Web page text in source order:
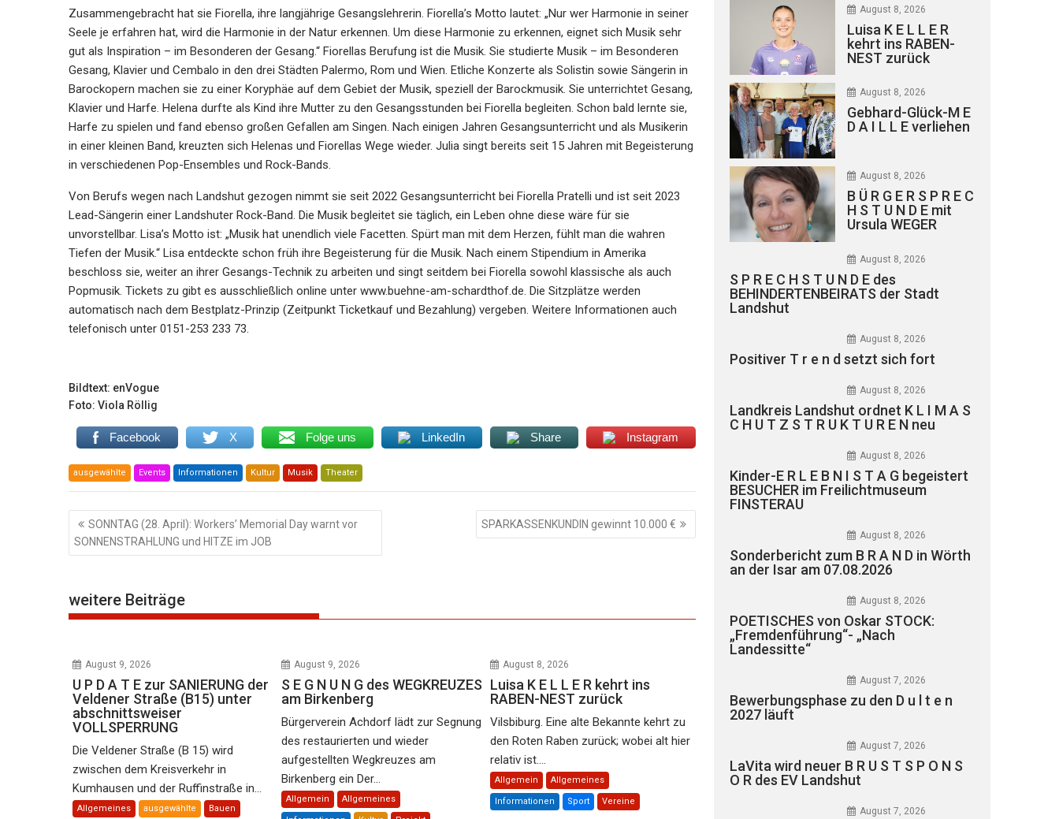
Zusammengebracht hat sie Fiorella, ihre langjährige Gesangslehrerin. Fiorella’s Motto lautet: „Nur wer Harmonie in seiner
Seele je erfahren hat, wird die Harmonie in der Natur erkennen. Um diese Harmonie zu erkennen, eignet sich Musik sehr
gut als Inspiration – im Besonderen der Gesang.“ Fiorellas Berufung ist die Musik. Sie studierte Musik – im Besonderen
Gesang, Klavier und Cembalo in den drei Städten Palermo, Rom und Wien. Etliche Konzerte als Solistin sowie Sängerin in
Barockopern machen sie zu einer Koryphäe auf dem Gebiet der Musik, speziell der Barockmusik. Sie unterrichtet Gesang,
Klavier und Harfe. Helena durfte als Kind ihre Mutter zu den Gesangsstunden bei Fiorella begleiten. Schon bald lernte sie,
Harfe zu spielen und fand ebenso großen Gefallen am Singen. Nach einigen Jahren Gesangsunterricht und als Musikerin
in einer kleinen Band, kreuzten sich Helenas und Fiorellas Wege wieder. Julia singt bereits seit 15 Jahren mit Begeisterung
in verschiedenen Pop-Ensembles und Rock-Bands.
Von Berufs wegen nach Landshut gezogen nimmt sie seit 2022 Gesangsunterricht bei Fiorella Pratelli und ist seit 2023
Lead-Sängerin einer Landshuter Rock-Band. Die Musik begleitet sie täglich, ein Leben ohne diese wäre für sie
unvorstellbar. Lisa’s Motto ist: „Musik hat unendlich viele Facetten. Spürt man mit dem Herzen, fühlt man die wahren
Tiefen der Musik.“ Lisa entdeckte schon früh ihre Begeisterung für die Musik. Nach einem Stipendium in Amerika
beschloss sie, weiter an ihrer Gesangs-Technik zu arbeiten und singt seitdem bei Fiorella sowohl klassische als auch
Popmusik. Tickets zu gibt es ausschließlich online unter www.buehne-am-schardthof.de. Die Sitzplätze werden
automatisch nach dem Bestplatz-Prinzip (Zeitpunkt Ticketkauf und Bezahlung) vergeben. Weitere Informationen auch
telefonisch unter 0151-253 233 73.
Bildtext: enVogue
Foto: Viola Röllig
Facebook X Folge uns LinkedIn Share Instagram
ausgewählte Events Informationen Kultur Musik Theater
Beitragsnavigation
SONNTAG (28. April): Workers’ Memorial Day warnt vor
SONNENSTRAHLUNG und HITZE im JOB
SPARKASSENKUNDIN gewinnt 10.000 €
weitere Beiträge
August 9, 2026
U P D A T E zur SANIERUNG der
Veldener Straße (B15) unter
abschnittsweiser
VOLLSPERRUNG
Die Veldener Straße (B 15) wird
zwischen dem Kreisverkehr in
Kumhausen und der Ruffinstraße in...
Allgemeines ausgewählte Bauen
August 9, 2026
S E G N U N G des WEGKREUZES
am Birkenberg
Bürgerverein Achdorf lädt zur Segnung
des restaurierten und wieder
aufgestellten Wegkreuzes am
Birkenberg ein Der...
Allgemein Allgemeines
August 8, 2026
Luisa K E L L E R kehrt ins
RABEN-NEST zurück
Vilsbiburg. Eine alte Bekannte kehrt zu
den Roten Raben zurück; wobei alt hier
relativ ist....
Allgemein Allgemeines
Informationen Sport Vereine
August 8, 2026
Luisa K E L L E R
kehrt ins RABEN-
NEST zurück
August 8, 2026
Gebhard-Glück-M E
D A I L L E verliehen
August 8, 2026
B Ü R G E R S P R E C
H S T U N D E mit
Ursula WEGER
August 8, 2026
S P R E C H S T U N D E des
BEHINDERTENBEIRATS der Stadt
Landshut
August 8, 2026
Positiver T r e n d setzt sich fort
August 8, 2026
Landkreis Landshut ordnet K L I M A S
C H U T Z S T R U K T U R E N neu
August 8, 2026
Kinder-E R L E B N I S T A G begeistert
BESUCHER im Freilichtmuseum
FINSTERAU
August 8, 2026
Sonderbericht zum B R A N D in Wörth
an der Isar am 07.08.2026
August 8, 2026
POETISCHES von Oskar STOCK:
„Fremdenführung“- „Nach
Landessitte“
August 7, 2026
Bewerbungsphase zu den D u l t e n
2027 läuft
August 7, 2026
LaVita wird neuer B R U S T S P O N S
O R des EV Landshut
August 7, 2026